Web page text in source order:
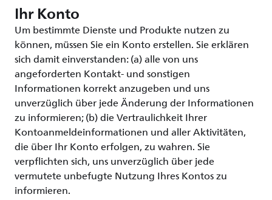
Ihr Konto
Um bestimmte Dienste und Produkte nutzen zu
können, müssen Sie ein Konto erstellen. Sie erklären
sich damit einverstanden: (a) alle von uns
angeforderten Kontakt- und sonstigen
Informationen korrekt anzugeben und uns
unverzüglich über jede Änderung der Informationen
zu informieren; (b) die Vertraulichkeit Ihrer
Kontoanmeldeinformationen und aller Aktivitäten,
die über Ihr Konto erfolgen, zu wahren. Sie
verpflichten sich, uns unverzüglich über jede
vermutete unbefugte Nutzung Ihres Kontos zu
informieren.